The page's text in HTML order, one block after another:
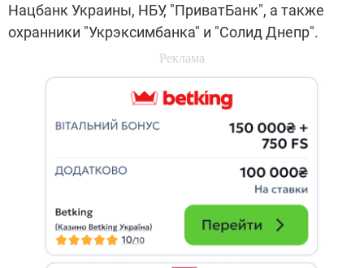
Нацбанк Украины, НБУ, "ПриватБанк", а также
охранники "Укрэксимбанка" и "Солид Днепр".